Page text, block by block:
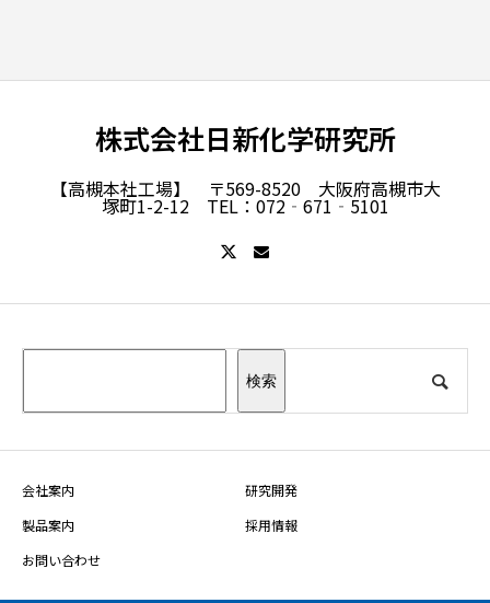
株式会社日新化学研究所
【高槻本社工場】 〒569-8520 大阪府高槻市大
塚町1-2-12 TEL：072‐671‐5101
検索
会社案内
研究開発
製品案内
採用情報
お問い合わせ